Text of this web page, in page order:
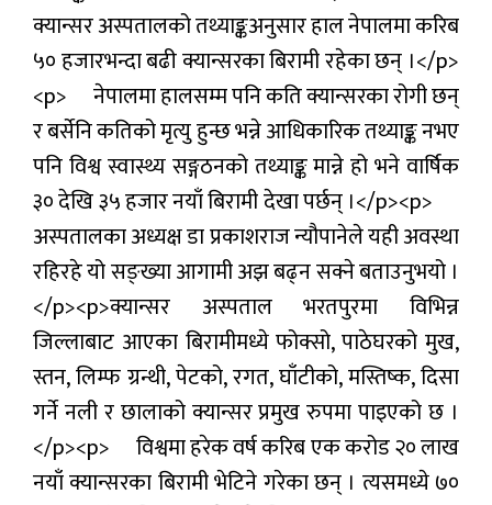
बिचार
अन्तर्वाता
मनोरन्जन
प्रबास
देश
स्वास्थ्य
जापान
English
क्यान्सर अस्पतालको तथ्याङ्कअनुसार हाल नेपालमा करिब
५० हजारभन्दा बढी क्यान्सरका बिरामी रहेका छन् ।</p>
<p> नेपालमा हालसम्म पनि कति क्यान्सरका रोगी छन्
र बर्सेनि कतिको मृत्यु हुन्छ भन्ने आधिकारिक तथ्याङ्क नभए
पनि विश्व स्वास्थ्य सङ्गठनको तथ्याङ्क मान्ने हो भने वार्षिक
३० देखि ३५ हजार नयाँ बिरामी देखा पर्छन् ।</p><p>
अस्पतालका अध्यक्ष डा प्रकाशराज न्यौपानेले यही अवस्था
रहिरहे यो सङ्ख्या आगामी अझ बढ्न सक्ने बताउनुभयो ।
</p><p>क्यान्सर अस्पताल भरतपुरमा विभिन्न
जिल्लाबाट आएका बिरामीमध्ये फोक्सो, पाठेघरको मुख,
स्तन, लिम्फ ग्रन्थी, पेटको, रगत, घाँटीको, मस्तिष्क, दिसा
गर्ने नली र छालाको क्यान्सर प्रमुख रुपमा पाइएको छ ।
</p><p> विश्वमा हरेक वर्ष करिब एक करोड २० लाख
नयाँ क्यान्सरका बिरामी भेटिने गरेका छन् । त्यसमध्ये ७०